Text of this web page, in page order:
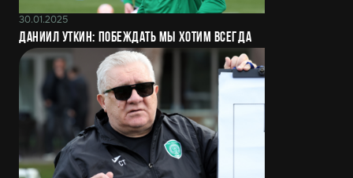
30.01.2025
Даниил Уткин: Побеждать мы хотим всегда